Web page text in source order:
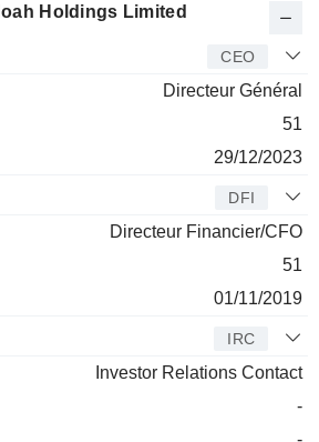
Holdings Limited
CEO
Directeur Général
51
29/12/2023
DFI
Directeur Financier/CFO
51
01/11/2019
IRC
Investor Relations Contact
-